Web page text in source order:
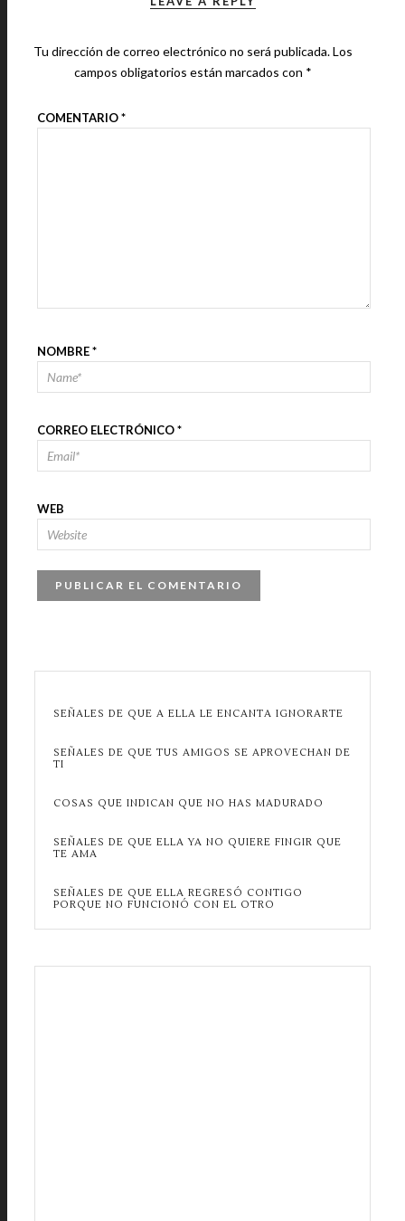
Tu dirección de correo electrónico no será publicada.Los
campos obligatorios están marcados con *
COMENTARIO*
NOMBRE*
CORREO ELECTRÓNICO*
WEB
SEÑALES DE QUE A ELLA LE ENCANTA IGNORARTE
SEÑALES DE QUE TUS AMIGOS SE APROVECHAN DE
TI
COSAS QUE INDICAN QUE NO HAS MADURADO
SEÑALES DE QUE ELLA YA NO QUIERE FINGIR QUE
TE AMA
SEÑALES DE QUE ELLA REGRESÓ CONTIGO
PORQUE NO FUNCIONÓ CON EL OTRO